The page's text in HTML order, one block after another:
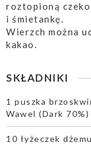
roztopioną
i śmietankę.
Wierzch można
kakao.
SKŁADNIKI
1 puszka
Wawel (Dark 70%)
10 łyżeczek